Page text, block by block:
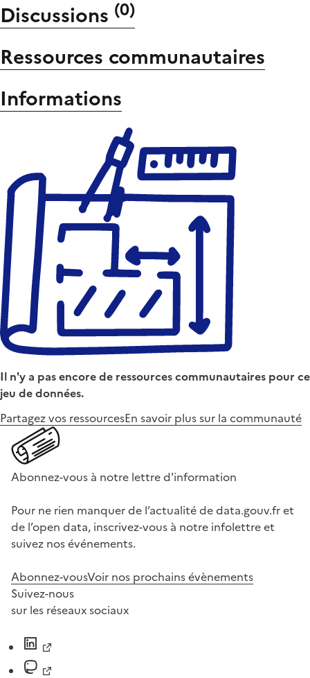
Discussions (0)
Ressources communautaires
Informations
Il n'y a pas encore de ressources communautaires pour ce
jeu de données.
Partagez vos ressourcesEn savoir plus sur la communauté
Abonnez-vous à notre lettre d'information
Pour ne rien manquer de l’actualité de data.gouv.fr et
de l’open data, inscrivez-vous à notre infolettre et
suivez nos événements.
Abonnez-vousVoir nos prochains évènements
Suivez-nous
sur les réseaux sociaux